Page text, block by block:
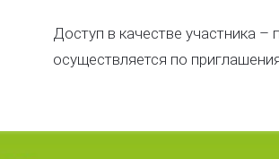
Доступ в качестве участника
осуществляется по